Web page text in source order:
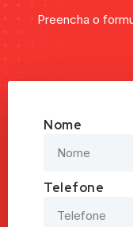
Preencha o
Nome
Telefone